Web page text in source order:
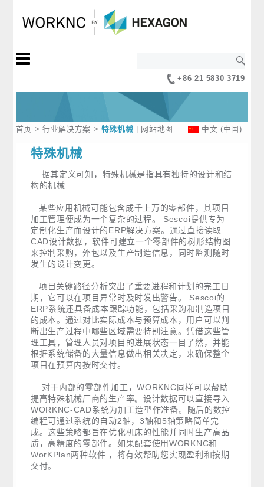
+86 21 5830 3719
首页 >行业解决方案 > 特殊机械 网站地图 中文 (中国)
特殊机械
据其定义可知，特殊机械是指具有独特的设计和结
构的机械...
某些应用机械可能包含成千上万的零部件，其项目
加工管理便成为一个复杂的过程。 Sescoi提供专为
定制化生产而设计的ERP解决方案。通过直接读取
CAD设计数据，软件可建立一个零部件的树形结构图
来控制采购，外包以及生产制造信息，同时监测随时
发生的设计变更。
项目关键路径分析突出了重要进程和计划的完工日
期，它可以在项目异常时及时发出警告。 Sescoi的
ERP系统还具备成本跟踪功能，包括采购和制造项目
的成本。通过对比实际成本与预算成本，用户可以判
断出生产过程中哪些区域需要特别注意。凭借这些管
理工具，管理人员对项目的进展状态一目了然，并能
根据系统储备的大量信息做出相关决定，来确保整个
项目在预算内按时交付。
对于内部的零部件加工，WORKNC同样可以帮助
提高特殊机械厂商的生产率。设计数据可以直接导入
WORKNC-CAD系统为加工造型作准备。随后的数控
编程可通过系统的自动2轴，3轴和5轴策略简单完
成。这些策略都旨在优化机床的性能并同时生产高品
质，高精度的零部件。如果配套使用WORKNC和
WorKPlan两种软件 ，将有效帮助您实现盈利和按期
交付。